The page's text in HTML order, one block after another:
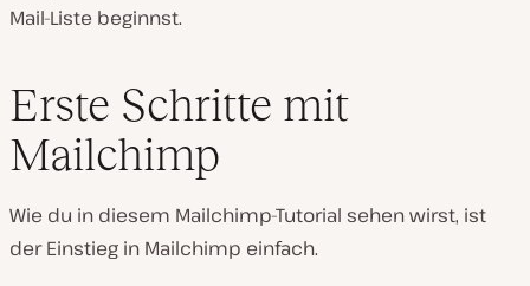
Mail-Liste beginnst.
Erste Schritte mit
Mailchimp
Wie du in diesem Mailchimp-Tutorial sehen wirst, ist
der Einstieg in Mailchimp einfach.